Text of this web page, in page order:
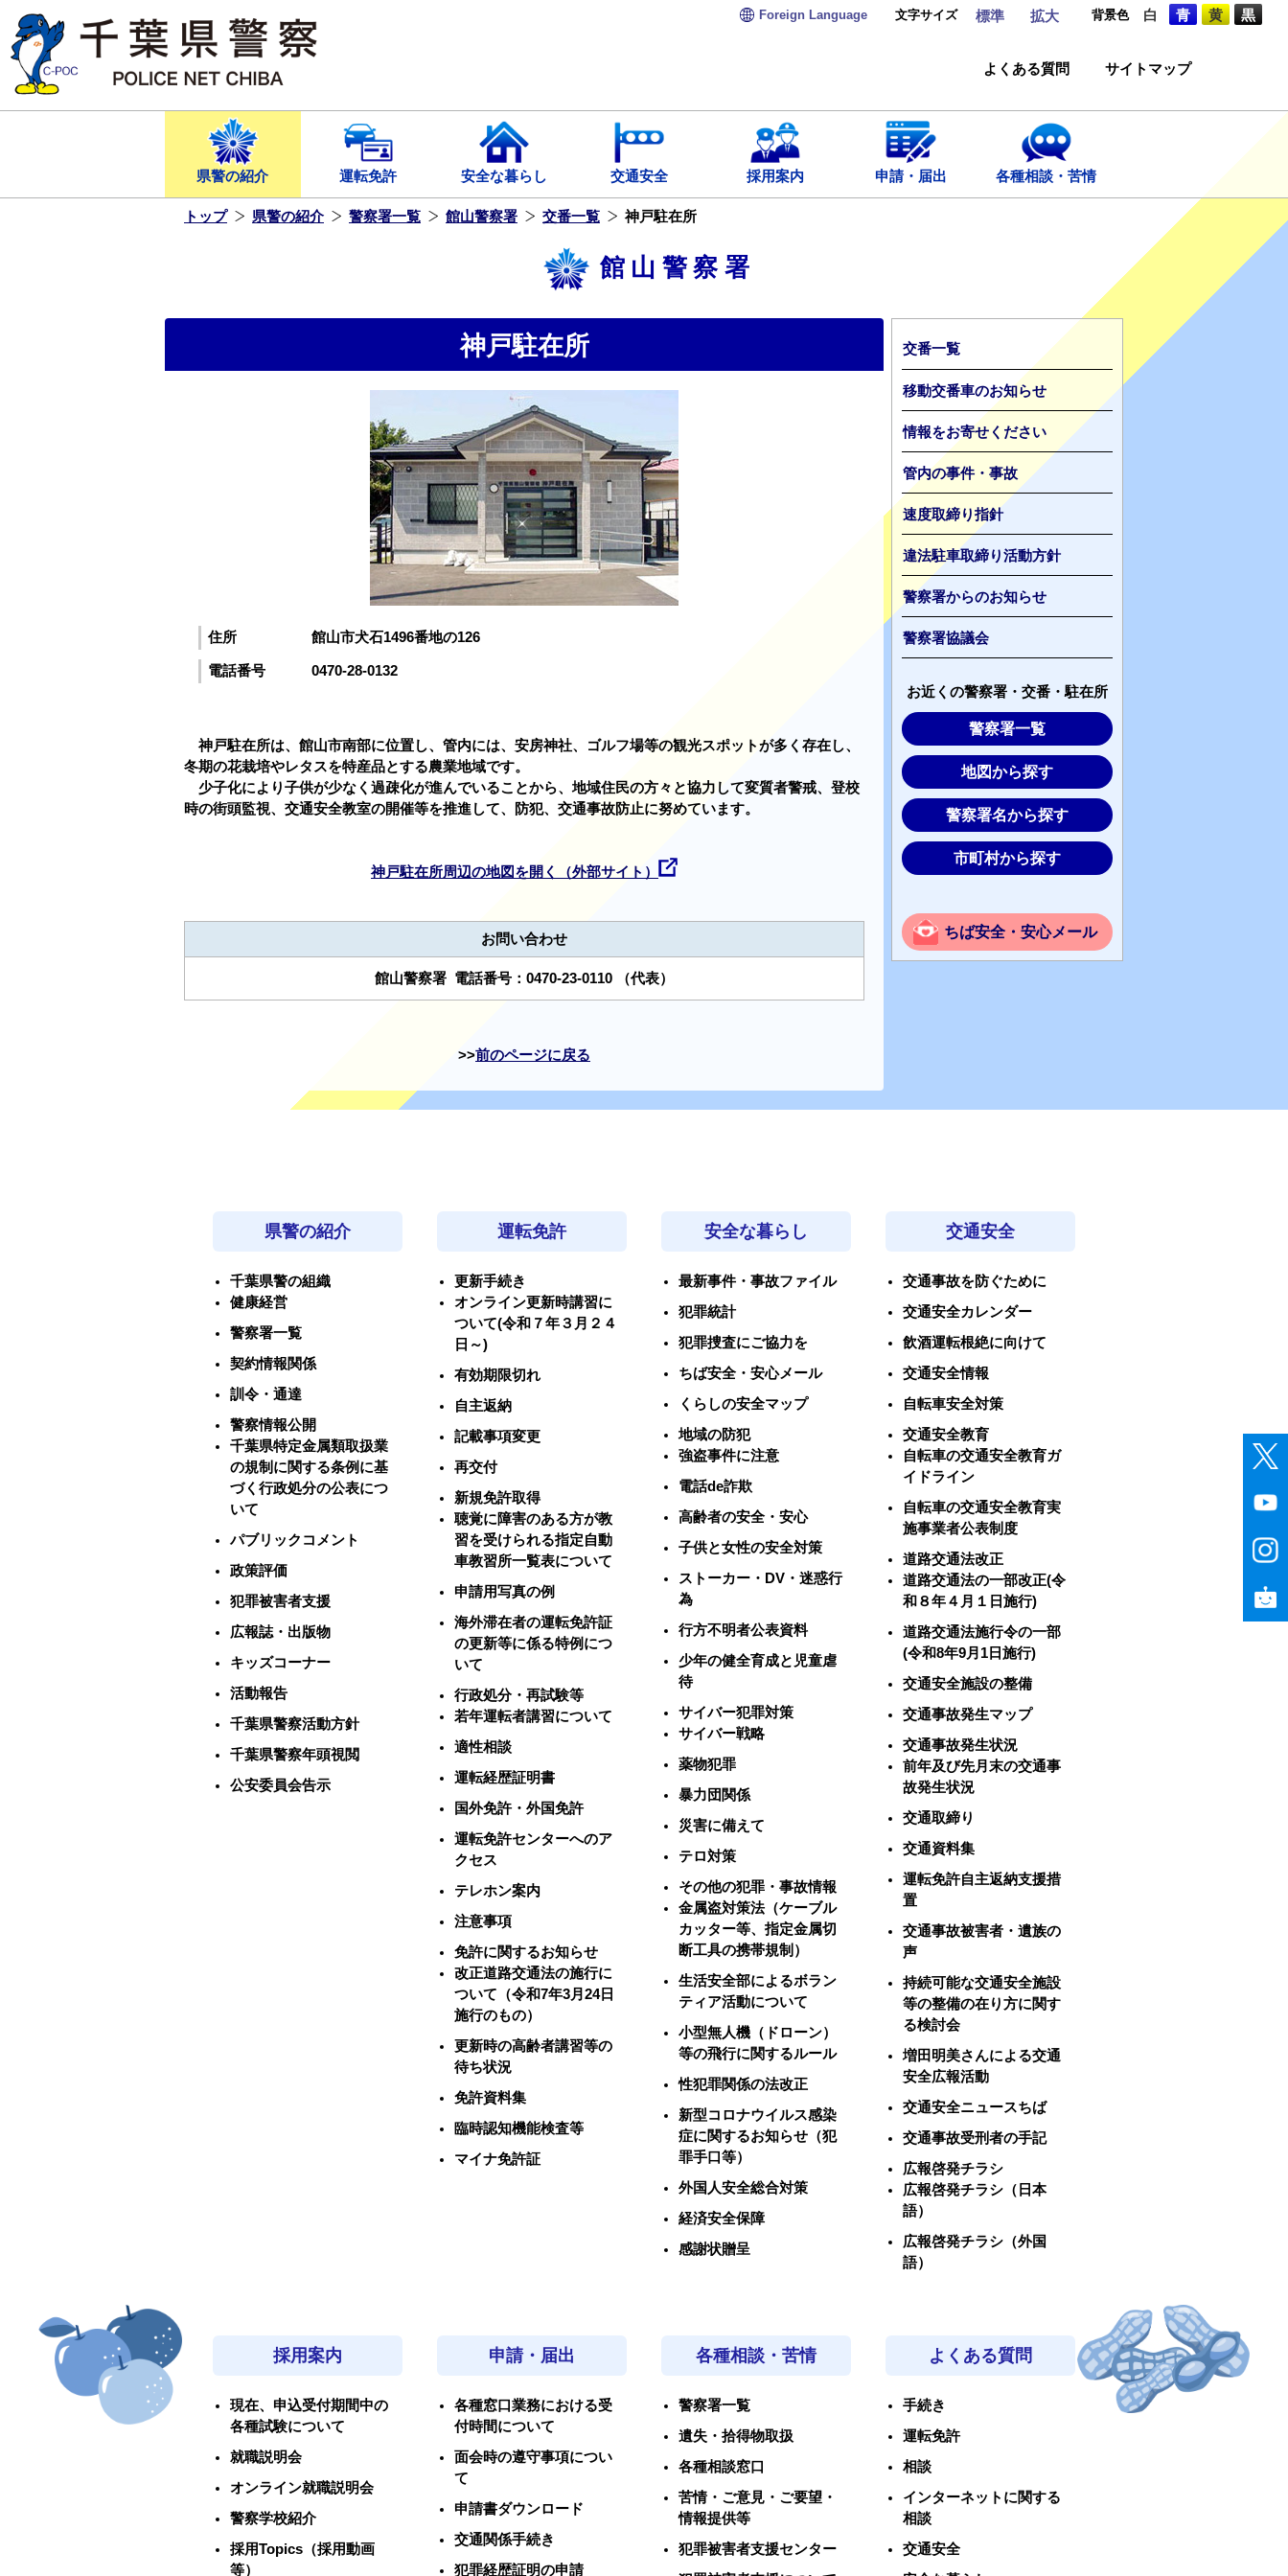
ス
キ
ま
Foreign Language 文字サイズ 標準 拡大 背景色 白 青 黄 黒
よくある質問 サイトマップ
県警の紹介 運転免許 安全な暮らし 交通安全 採用案内 申請・届出 各種相談・苦情
トップ 県警の紹介 警察署一覧 館山警察署 交番一覧 神戸駐在所
館山警察署
神戸駐在所
住所 館山市犬石1496番地の126
電話番号 0470-28-0132
神戸駐在所は、館山市南部に位置し、管内には、安房神社、ゴルフ場等の観光スポットが多く存在し、
冬期の花栽培やレタスを特産品とする農業地域です。
少子化により子供が少なく過疎化が進んでいることから、地域住民の方々と協力して変質者警戒、登校
時の街頭監視、交通安全教室の開催等を推進して、防犯、交通事故防止に努めています。
神戸駐在所周辺の地図を開く（外部サイト）
お問い合わせ
館山警察署 電話番号： 0470-23-0110 （代表）
前のページに戻る
交番一覧
移動交番車のお知らせ
情報をお寄せください
管内の事件・事故
速度取締り指針
違法駐車取締り活動方針
警察署からのお知らせ
警察署協議会
お近くの警察署・交番・駐在所
警察署一覧
地図から探す
警察署名から探す
市町村から探す
ちば安全・安心メール
県警の紹介
千葉県警の組織
健康経営
警察署一覧
契約情報関係
訓令・通達
警察情報公開
千葉県特定金属類取扱業
の規制に関する条例に基
づく行政処分の公表につ
いて
パブリックコメント
政策評価
犯罪被害者支援
広報誌・出版物
キッズコーナー
活動報告
千葉県警察活動方針
千葉県警察年頭視閲
公安委員会告示
運転免許
更新手続き
オンライン更新時講習に
ついて(令和７年３月２４
日～)
有効期限切れ
自主返納
記載事項変更
再交付
新規免許取得
聴覚に障害のある方が教
習を受けられる指定自動
車教習所一覧表について
申請用写真の例
海外滞在者の運転免許証
の更新等に係る特例につ
いて
行政処分・再試験等
若年運転者講習について
適性相談
運転経歴証明書
国外免許・外国免許
運転免許センターへのア
クセス
テレホン案内
注意事項
免許に関するお知らせ
改正道路交通法の施行に
ついて（令和7年3月24日
施行のもの）
更新時の高齢者講習等の
待ち状況
免許資料集
臨時認知機能検査等
マイナ免許証
安全な暮らし
最新事件・事故ファイル
犯罪統計
犯罪捜査にご協力を
ちば安全・安心メール
くらしの安全マップ
地域の防犯
強盗事件に注意
電話de詐欺
高齢者の安全・安心
子供と女性の安全対策
ストーカー・DV・迷惑行
為
行方不明者公表資料
少年の健全育成と児童虐
待
サイバー犯罪対策
サイバー戦略
薬物犯罪
暴力団関係
災害に備えて
テロ対策
その他の犯罪・事故情報
金属盗対策法（ケーブル
カッター等、指定金属切
断工具の携帯規制）
生活安全部によるボラン
ティア活動について
小型無人機（ドローン）
等の飛行に関するルール
性犯罪関係の法改正
新型コロナウイルス感染
症に関するお知らせ（犯
罪手口等）
外国人安全総合対策
経済安全保障
感謝状贈呈
交通安全
交通事故を防ぐために
交通安全カレンダー
飲酒運転根絶に向けて
交通安全情報
自転車安全対策
交通安全教育
自転車の交通安全教育ガ
イドライン
自転車の交通安全教育実
施事業者公表制度
道路交通法改正
道路交通法の一部改正(令
和８年４月１日施行)
道路交通法施行令の一部
(令和8年9月1日施行)
交通安全施設の整備
交通事故発生マップ
交通事故発生状況
前年及び先月末の交通事
故発生状況
交通取締り
交通資料集
運転免許自主返納支援措
置
交通事故被害者・遺族の
声
持続可能な交通安全施設
等の整備の在り方に関す
る検討会
増田明美さんによる交通
安全広報活動
交通安全ニュースちば
交通事故受刑者の手記
広報啓発チラシ
広報啓発チラシ（日本
語）
広報啓発チラシ（外国
語）
採用案内
現在、申込受付期間中の
各種試験について
就職説明会
オンライン就職説明会
警察学校紹介
採用Topics（採用動画
等）
申請・届出
各種窓口業務における受
付時間について
面会時の遵守事項につい
て
申請書ダウンロード
交通関係手続き
犯罪経歴証明の申請
各種相談・苦情
警察署一覧
遺失・拾得物取扱
各種相談窓口
苦情・ご意見・ご要望・
情報提供等
犯罪被害者支援センター
よくある質問
手続き
運転免許
相談
インターネットに関する
相談
交通安全